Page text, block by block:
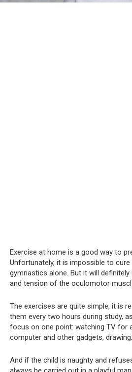
Exercise at home is a good way to
Unfortunately, it is impossible to cure
gymnastics alone. But it will
and tension of the oculomotor
The exercises are quite simple, it is
them every two hours during study,
focus on one point: watching TV for
computer and other gadgets, drawing.
And if the child is naughty and